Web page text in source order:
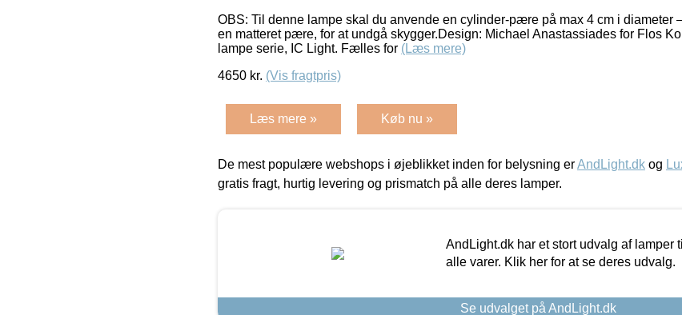
OBS: Til denne lampe skal du anvende en cylinder-pære på max 4 cm i diameter
en matteret pære, for at undgå skygger.Design: Michael Anastassiades for Flos
lampe serie, IC Light. Fælles for (Læs mere)
4650 kr. (Vis fragtpris)
Læs mere » Køb nu »
De mest populære webshops i øjeblikket inden for belysning erAndLight.dk og
gratis fragt, hurtig levering og prismatch på alle deres lamper.
AndLight.dk har et stort udvalg af lamper
alle varer. Klik her for at se deres udvalg.
Se udvalget på AndLight.dk